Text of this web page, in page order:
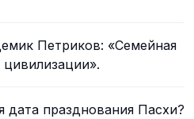
Петриков: «Семейная
дата празднования Пасхи?